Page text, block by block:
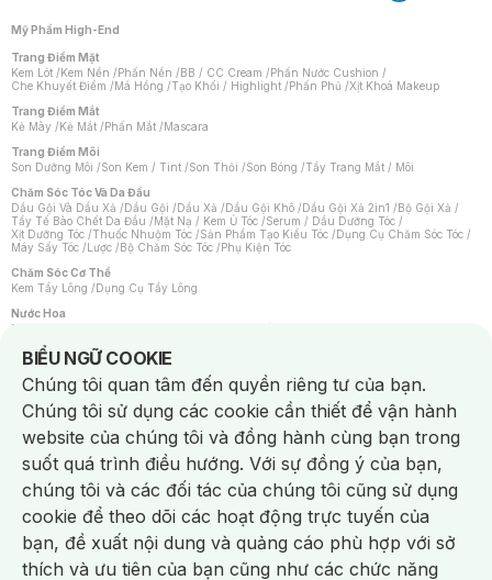
Mỹ Phẩm High-End
Trang Điểm Mặt
Kem Lót /Kem Nền /Phấn Nền /BB / CC Cream /Phấn Nước Cushion /
Che Khuyết Điểm /Má Hồng /Tạo Khối / Highlight /Phấn Phủ /Xịt Khoá Makeup
Trang Điểm Mắt
Kẻ Mày /Kẻ Mắt /Phấn Mắt /Mascara
Trang Điểm Môi
Son Dưỡng Môi /Son Kem / Tint /Son Thỏi /Son Bóng /Tẩy Trang Mắt / Môi
Chăm Sóc Tóc Và Da Đầu
Dầu Gội Và Dầu Xả /Dầu Gội /Dầu Xả /Dầu Gội Khô /Dầu Gội Xả 2in1 /Bộ Gội Xả /
Tẩy Tế Bào Chết Da Đầu /Mặt Nạ / Kem Ủ Tóc /Serum / Dầu Dưỡng Tóc /
Xịt Dưỡng Tóc /Thuốc Nhuộm Tóc /Sản Phẩm Tạo Kiểu Tóc /Dụng Cụ Chăm Sóc Tóc /
Máy Sấy Tóc /Lược /Bộ Chăm Sóc Tóc /Phụ Kiện Tóc
Chăm Sóc Cơ Thể
Kem Tẩy Lông /Dụng Cụ Tẩy Lông
Nước Hoa
Nước Hoa Nữ
Chăm Sóc Cá Nhân
Chống Muỗi /Khẩu Trang /Máy Massage/Mặt Nạ Xông Hơi /Nước Rửa Tay/
Sản Phẩm Chăm Sóc Khác /Bàn Chải Đánh Răng /Bàn Chải Điện/
Hỗ Trợ Trắng Răng/Kem Đánh Răng /Máy Tăm Nước/ Nước Súc Miệng/
Tăm / Chỉ Nha Khoa/ Xịt Thơm Miệng / Dung Dịch Vệ Sinh/Dưỡng Vùng Kín/
Khăn Ướt Vệ Sinh Vùng Kín/Băng Vệ Sinh/Tampon/Bọt Cạo Râu /Dao Cạo Râu/
Máy Cạo Râu
Vấn Đề Về Da
Da Dầu / Lỗ Chân Lông To/ Da Khô / Mất Nước/ Da Lão Hóa/ Da Mụn/
Da Nhạy Cảm / Kích Ứng
Da Xỉn Màu Thâm / Nám / Tàn Nhang
Quầng Thâm & Bọng Mắt /Sẹo /Viêm Da Cơ Địa
Dụng Cụ / Phụ Kiện Chăm Sóc Da
Bông Tẩy Trang
Khăn Lau Mặt Khô Dụng Cụ / Máy Rửa Mặt Máy Chăm Sóc Da
Dụng Cụ Chăm Sóc Khác
BIỂU NGỮ COOKIE
Notice about cookies usage
Chúng tôi quan tâm đến quyền riêng tư của bạn.
Chúng tôi sử dụng các cookie cần thiết để vận hành
website của chúng tôi và đồng hành cùng bạn trong
suốt quá trình điều hướng. Với sự đồng ý của bạn,
chúng tôi và các đối tác của chúng tôi cũng sử dụng
cookie để theo dõi các hoạt động trực tuyến của
bạn, đề xuất nội dung và quảng cáo phù hợp với sở
thích và ưu tiên của bạn cũng như các chức năng